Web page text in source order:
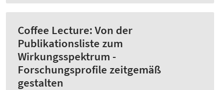
Coffee Lecture: Von der
Publikationsliste zum
Wirkungsspektrum -
Forschungsprofile zeitgemäß
gestalten